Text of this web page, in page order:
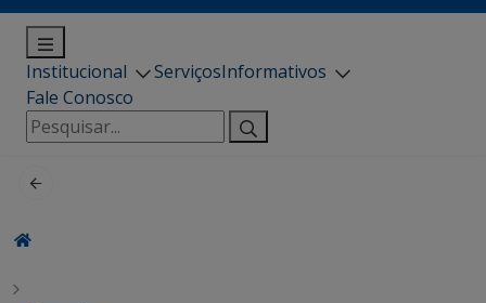
Institucional ServiçosInformativos
Fale Conosco
Pesquisar
por: